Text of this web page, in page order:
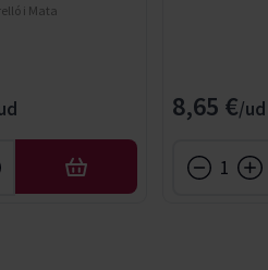
i Mata
AFEGIR
8,65 €